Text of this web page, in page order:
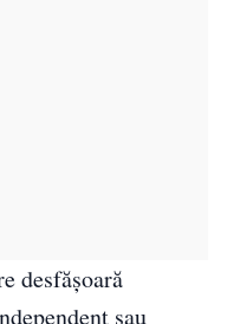
desfășoară
sau